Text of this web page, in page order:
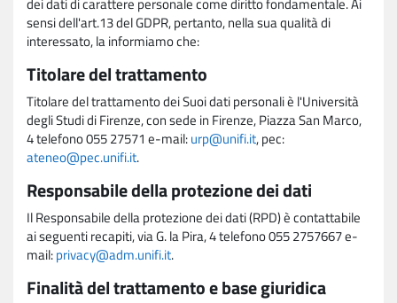
sensi dell'art.13 del GDPR, pertanto, nella sua qualità di
interessato, la informiamo che:
Titolare del trattamento
Titolare del trattamento dei Suoi dati personali è l'Università
degli Studi di Firenze, con sede in Firenze, Piazza San Marco,
4 telefono 055 27571 e-mail:urp@unifi.it, pec:
ateneo@pec.unifi.it.
Responsabile della protezione dei dati
Il Responsabile della protezione dei dati (RPD) è contattabile
ai seguenti recapiti, via G. la Pira, 4 telefono 055 2757667 e-
mail:privacy@adm.unifi.it.
Finalità del trattamento e base giuridica